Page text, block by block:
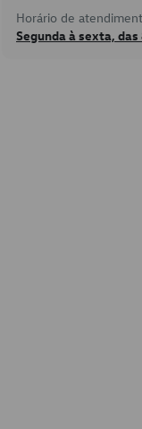
Horário de
Segunda à sexta, das